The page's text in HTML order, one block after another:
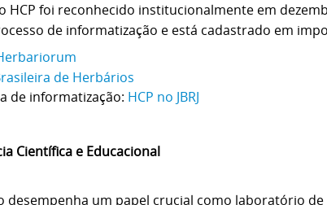
HCP foi reconhecido institucionalmente em
de informatização e está cadastrado em
de Herbários
de informatização: HCP no JBRJ
Científica e Educacional
desempenha um papel crucial como laboratório de